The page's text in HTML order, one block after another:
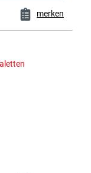
merken